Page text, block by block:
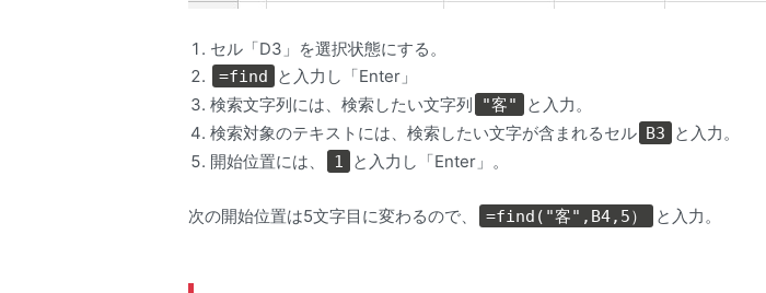
セル「D3」を選択状態にする。
=find
と入力し「Enter」
検索文字列には、検索したい文字列
"客"
と入力。
検索対象のテキストには、検索したい文字が含まれるセル B3
と入力。
開始位置には、
1 と入力し「Enter」。
次の開始位置は5文字目に変わるので、 =find("客",B4,5） と入力。